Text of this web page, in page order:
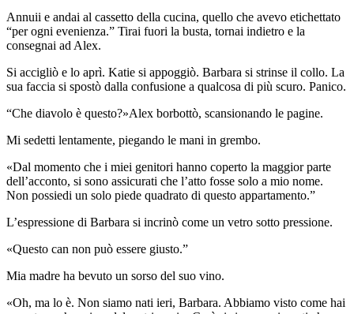
Annuii e andai al cassetto della cucina, quello che avevo etichettato
“per ogni evenienza.” Tirai fuori la busta, tornai indietro e la
consegnai ad Alex.
Si accigliò e lo aprì. Katie si appoggiò. Barbara si strinse il collo. La
sua faccia si spostò dalla confusione a qualcosa di più scuro. Panico.
“Che diavolo è questo?»Alex borbottò, scansionando le pagine.
Mi sedetti lentamente, piegando le mani in grembo.
«Dal momento che i miei genitori hanno coperto la maggior parte
dell’acconto, si sono assicurati che l’atto fosse solo a mio nome.
Non possiedi un solo piede quadrato di questo appartamento.”
L’espressione di Barbara si incrinò come un vetro sotto pressione.
«Questo can non può essere giusto.”
Mia madre ha bevuto un sorso del suo vino.
«Oh, ma lo è. Non siamo nati ieri, Barbara. Abbiamo visto come hai